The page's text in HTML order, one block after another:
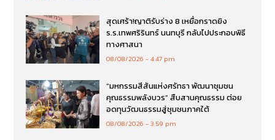
สุดเศร้า!ญาติรับร่าง 8 เหยื่อกราดยิง
ร.ร.เทพศริรินทร์ นนทบุรี กลับไปประกอบพิธี
ทางศาสนา
08/08/2026 4:47 pm
“มหกรรมสีสันแห่งศรัทธา พัฒนาชุมชน
คุณธรรมพลังบวร” สืบสานคุณธรรม ต่อย
อดทุนวัฒนธรรมสู่ชุมชนภาคใต้
08/08/2026 3:59 pm